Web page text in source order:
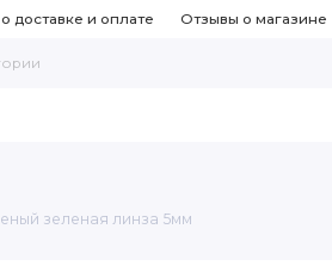
доставке и оплате Отзывы о магазине
зеленая линза 5мм